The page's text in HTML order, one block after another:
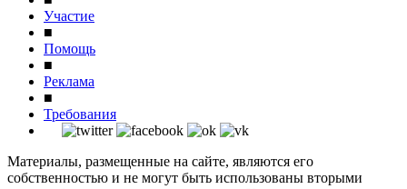
Участие
■
Помощь
■
Реклама
■
Требования
Материалы, размещенные на сайте, являются его
собственностью и не могут быть использованы вторыми